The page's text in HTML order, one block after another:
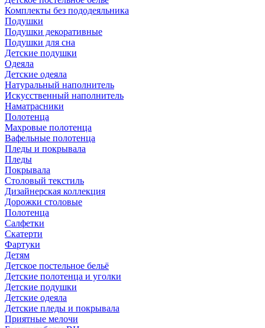
Комплекты без пододеяльника
Подушки
Подушки декоративные
Подушки для сна
Детские подушки
Одеяла
Детские одеяла
Натуральный наполнитель
Искуcственный наполнитель
Наматрасники
Полотенца
Махровые полотенца
Вафельные полотенца
Пледы и покрывала
Пледы
Покрывала
Столовый текстиль
Дизайнерская коллекция
Дорожки столовые
Полотенца
Салфетки
Скатерти
Фартуки
Детям
Детское постельное бельё
Детские полотенца и уголки
Детские подушки
Детские одеяла
Детские пледы и покрывала
Приятные мелочи